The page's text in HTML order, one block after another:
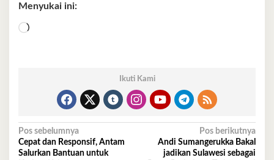
Menyukai ini:
Memuat...
Ikuti Kami
Navigasi
pos
Pos sebelumnya
Cepat dan Responsif, Antam
Salurkan Bantuan untuk
Pos berikutnya
Andi Sumangerukka Bakal
jadikan Sulawesi sebagai